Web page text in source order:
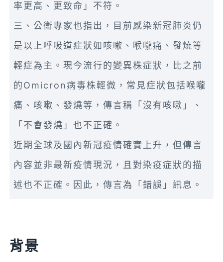
率更高、更致命」不符。
三、公衛專家也指出，目前感染新冠肺炎仍
是以上呼吸道症狀如咳嗽、喉嚨痛、發燒等
輕症為主。現今流行的變異株症狀，比之前
的Omicron病毒株輕微，常見症狀包括喉嚨
痛、咳嗽、發燒等，傳言稱「沒有咳嗽」、
「不會發燒」也不正確。
近期全球及國內新冠疫情確實上升，但傳言
內容並非最新疫情現況，且對染疫症狀的描
述也不正確。因此，傳言為「錯誤」訊息。
背景